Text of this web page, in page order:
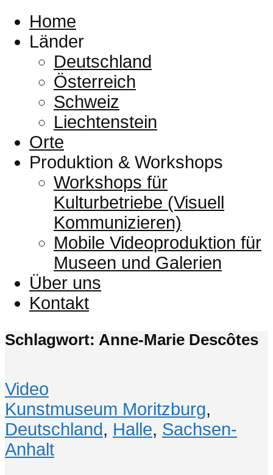
Home
Länder
Deutschland
Österreich
Schweiz
Liechtenstein
Orte
Produktion & Workshops
Workshops für
Kulturbetriebe (Visuell
Kommunizieren)
Mobile Videoproduktion für
Museen und Galerien
Über uns
Kontakt
Schlagwort: Anne-Marie Descôtes
Video
Kunstmuseum Moritzburg,
Deutschland, Halle, Sachsen-
Anhalt